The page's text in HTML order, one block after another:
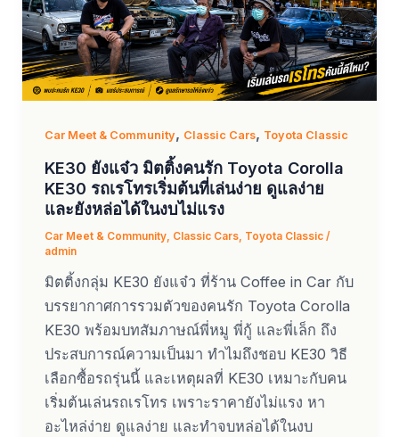
Car Meet & Community, Classic Cars, Toyota Classic
KE30 ยังแจ๋ว มิตติ้งคนรัก Toyota Corolla
KE30 รถเรโทรเริ่มต้นที่เล่นง่าย ดูแลง่าย
และยังหล่อได้ในงบไม่แรง
Car Meet & Community, Classic Cars, Toyota Classic/
admin
มิตติ้งกลุ่ม KE30 ยังแจ๋ว ที่ร้าน Coffee in Car กับ
บรรยากาศการรวมตัวของคนรัก Toyota Corolla
KE30 พร้อมบทสัมภาษณ์พี่หมู พี่กู้ และพี่เล็ก ถึง
ประสบการณ์ความเป็นมา ทำไมถึงชอบ KE30 วิธี
เลือกซื้อรถรุ่นนี้ และเหตุผลที่ KE30 เหมาะกับคน
เริ่มต้นเล่นรถเรโทร เพราะราคายังไม่แรง หา
อะไหล่ง่าย ดูแลง่าย และทำจบหล่อได้ในงบ